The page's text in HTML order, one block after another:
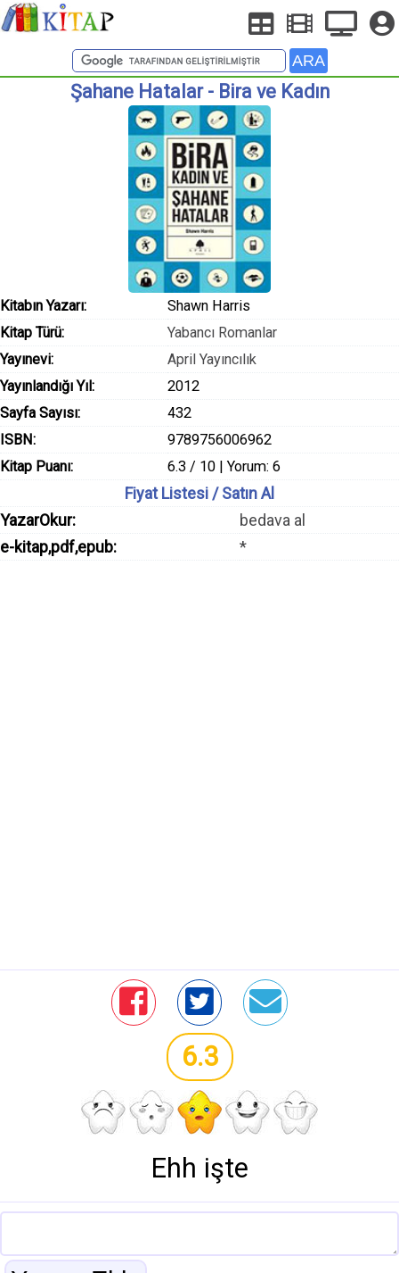
Şahane Hatalar - Bira ve Kadın
Kitabın Yazarı:
Shawn Harris
Kitap Türü:
Yabancı Romanlar
Yayınevi:
April Yayıncılık
Yayınlandığı Yıl:
2012
Sayfa Sayısı:
432
ISBN:
9789756006962
Kitap Puanı:
6.3 / 10 | Yorum: 6
Fiyat Listesi / Satın Al
YazarOkur:
bedava al
e-kitap,pdf,epub:
*
6.3
Ehh işte